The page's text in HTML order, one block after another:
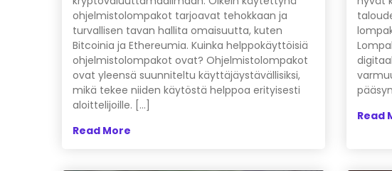
ohjelmistolompakot tarjoavat tehokkaan ja
turvallisen tavan hallita omaisuutta, kuten
Bitcoinia ja Ethereumia. Kuinka helppokäyttöisiä
ohjelmistolompakot ovat? Ohjelmistolompakot
ovat yleensä suunniteltu käyttäjäystävällisiksi,
mikä tekee niiden käytöstä helppoa erityisesti
aloittelijoille. […]
Read More
Read